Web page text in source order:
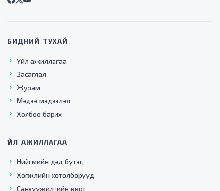
БИДНИЙ ТУХАЙ
Үйл ажиллагаа
Засаглал
Журам
Мэдээ мэдээлэл
Холбоо барих
ҮЙЛ АЖИЛЛАГАА
Нийгмийн дэд бүтэц
Хөгжлийн хөтөлбөрүүд
Санхүүжилтийн квот